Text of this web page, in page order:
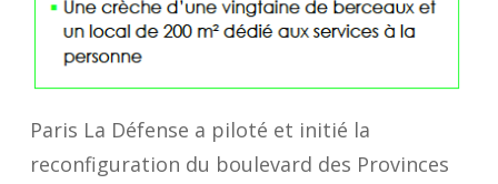
Paris La Défense a piloté et initié la
reconfiguration du boulevard des Provinces